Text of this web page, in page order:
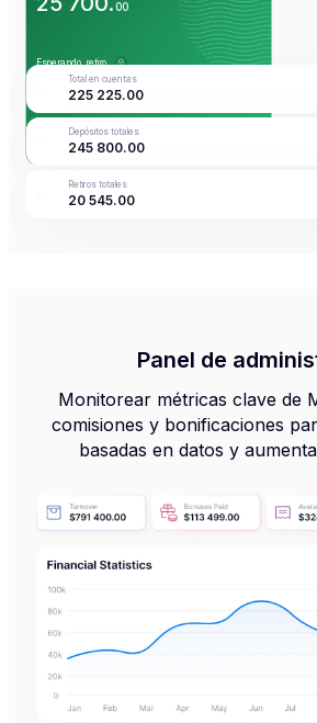
00
Esperando retiro
00
Completar Retirar
Total en cuentas
225 225.00
Depósitos totales
245 800.00
Retiros totales
20 545.00
Panel de
Monitorear métricas clave de
comisiones y bonificaciones
basadas en datos y